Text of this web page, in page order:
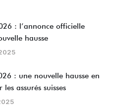
: l’annonce officielle
hausse
: une nouvelle hausse en
assurés suisses